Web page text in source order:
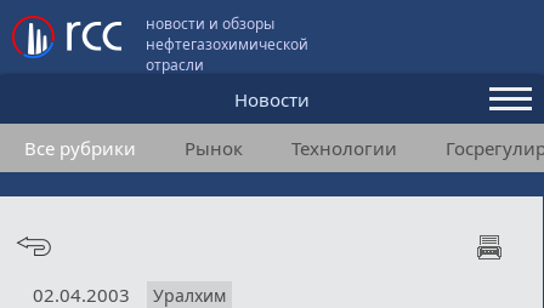
новости и обзоры
нефтегазохимической
отрасли
Новости
Аналитика и мнения
Конференции
Все рубрики Рынок Технологии
02.04.2003 Уралхим